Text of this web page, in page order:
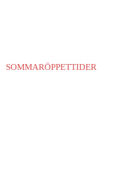
SOMMARÖPPETTIDER